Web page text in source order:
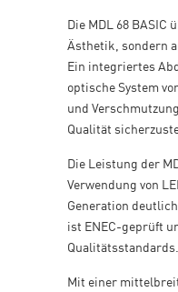
Die MDL 68
Ästhetik, sondern
Ein integriertes
optische System
und
Qualität
Die Leistung der
Verwendung von
Generation
ist ENEC-geprüft
Qualitätsstandards.
Mit einer